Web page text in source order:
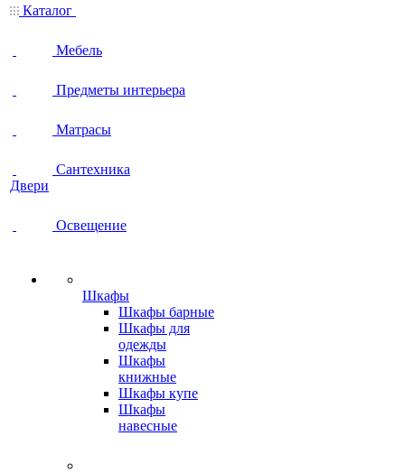
Каталог
Мебель
Предметы интерьера
Матрасы
Сантехника
Двери
Освещение
Шкафы
Шкафы барные
Шкафы для
одежды
Шкафы
книжные
Шкафы купе
Шкафы
навесные